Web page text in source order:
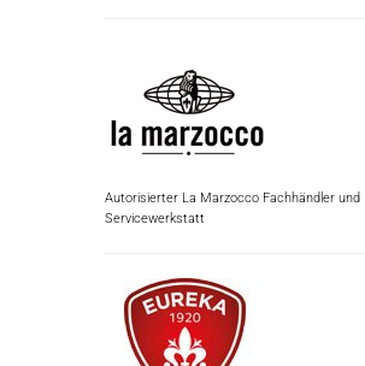
Autorisierter La Marzocco Fachhändler und
Servicewerkstatt